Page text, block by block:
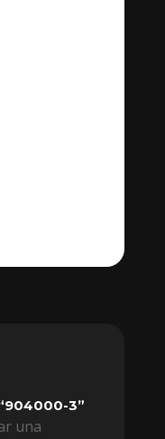
3”
una